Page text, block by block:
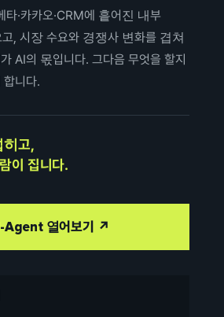
타·카카오·CRM에 흩어진 내부
, 시장 수요와 경쟁사 변화를 겹쳐
AI의 몫입니다. 그다음 무엇을 할지
합니다.
히고,
이 집니다.
Agent 열어보기 ↗